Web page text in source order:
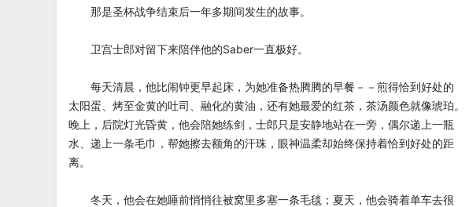
那是圣杯战争结束后一年多期间发生的故事。
卫宫士郎对留下来陪伴他的Saber一直极好。
每天清晨，他比闹钟更早起床，为她准备热腾腾的早餐－－煎得恰到好处的
太阳蛋、烤至金黄的吐司、融化的黄油，还有她最爱的红茶，茶汤颜色就像琥珀。
晚上，后院灯光昏黄，他会陪她练剑，士郎只是安静地站在一旁，偶尔递上一瓶
水、递上一条毛巾，帮她擦去额角的汗珠，眼神温柔却始终保持着恰到好处的距
离。
冬天，他会在她睡前悄悄往被窝里多塞一条毛毯；夏天，他会骑着单车去很